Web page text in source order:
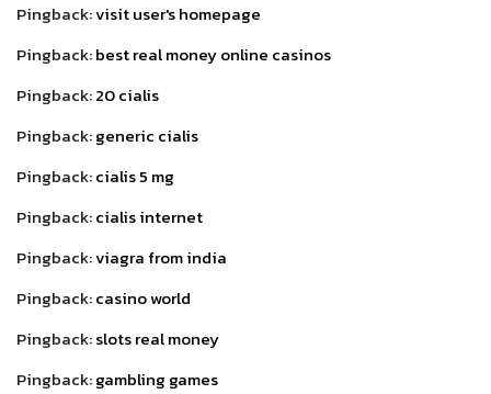
Pingback:visit user's homepage
Pingback:best real money online casinos
Pingback:20 cialis
Pingback:generic cialis
Pingback:cialis 5 mg
Pingback:cialis internet
Pingback:viagra from india
Pingback:casino world
Pingback:slots real money
Pingback:gambling games